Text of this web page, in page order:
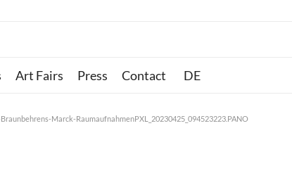
Art Fairs Press Contact
Marck-RaumaufnahmenPXL_20230425_094523223.PANO